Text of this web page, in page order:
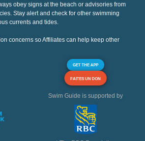
obey signs at the beach or advisories from
Stay alert and check for other swimming
currents and tides.
concerns so Affiliates can help keep other
GET THE APP
FAITES UN DON
Swim Guide is supported by